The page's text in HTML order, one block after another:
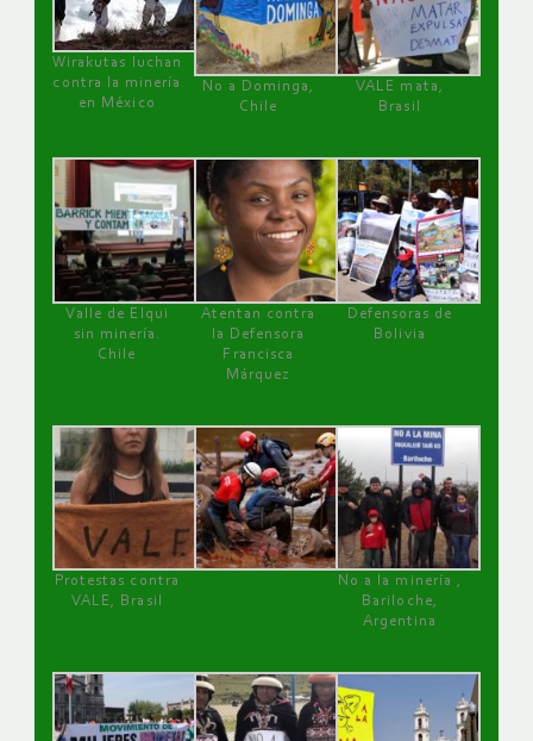
Wirakutas luchan
contra la minería
en México
No a Dominga,
Chile
VALE mata,
Brasil
Valle de Elqui
sin minería.
Chile
Atentan contra
la Defensora
Francisca
Márquez
Defensoras de
Bolivia
Protestas contra
VALE, Brasil
No a la minería ,
Bariloche,
Argentina